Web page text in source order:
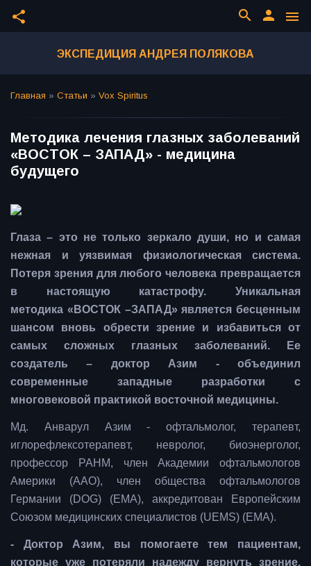
share menu
person
search
ЭКСПЕДИЦИЯ АНДРЕЯ ПОЛЯКОВА
Главная » Статьи » Vox Spiritus
Методика лечения глазных заболеваний
«ВОСТОК – ЗАПАД» - медицина
будущего
Глаза – это не только зеркало души, но и самая
нежная и уязвимая физиологическая система.
Потеря зрения для любого человека превращается
в настоящую катастрофу. Уникальная
методика «ВОСТОК –ЗАПАД» является бесценным
шансом вновь обрести зрение и избавиться от
самых сложных глазных заболеваний. Ее
создатель – доктор Азим - объединил
современные западные разработки с
многовековой практикой восточной медицины.
Мд. Анварул Азим - офтальмолог, терапевт,
иглорефлексотерапевт, невролог, биоэнерголог,
профессор РАНМ, член Академии офтальмологов
Америки (AAO), член общества офтальмологов
Германии (DOG) (EMA), аккредитован Европейским
Союзом медицинских специалистов (UEMS) (EMA).
- Доктор Азим, вы помогаете тем пациентам,
которые уже потеряли надежду вернуть зрение.